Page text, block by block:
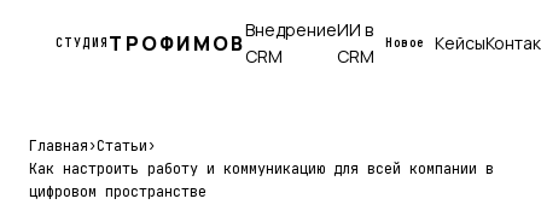
СТУДИЯ ТРОФИМОВВнедрение
CRM
ИИ в
CRM
Новое Кейсы
Главная›Статьи›
Как настроить работу и коммуникацию для всей компании в
цифровом пространстве